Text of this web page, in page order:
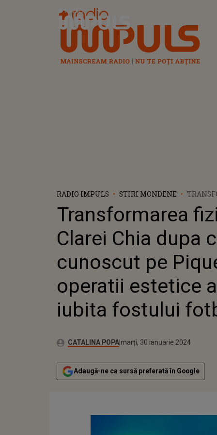
Radio Impuls
RADIO IMPULS STIRI MONDENE
IUBITA
Transformarea
Clarei Chia dupa
cunoscut pe
operatii estetice
iubita fostului
Autor:CATALINA POPAPublicat:
marți, 31 ianuarie 2023
Actualizat:
marți, 30 ianuarie 2024
Adaugă-ne ca sursă preferată în Google